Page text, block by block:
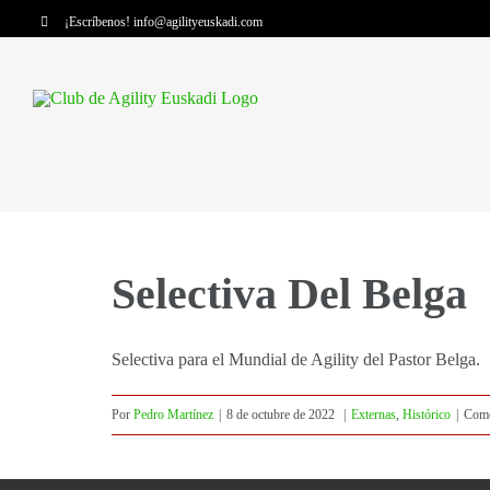
al
¡Escríbenos! info@agilityeuskadi.com
Selectiva Del Belga
Selectiva para el Mundial de Agility del Pastor Belga.
Por Pedro Martínez 8 de octubre de 2022 Externas, Histórico